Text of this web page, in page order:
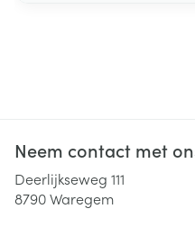
Neem contact met
Deerlijkseweg 111
8790Waregem